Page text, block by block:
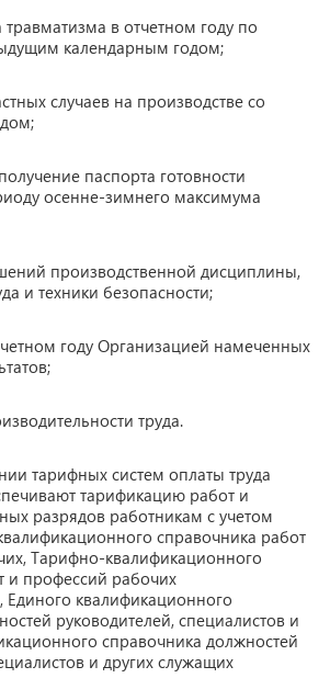
травматизма в отчетном году по
календарным годом;
случаев на производстве со
паспорта готовности
осенне-зимнего максимума
производственной дисциплины,
и техники безопасности;
году Организацией намеченных
труда.
тарифных систем оплаты труда
тарификацию работ и
разрядов работникам с учетом
справочника работ
Тарифно-квалификационного
и профессий рабочих
Единого квалификационного
руководителей, специалистов и
справочника должностей
и других служащих